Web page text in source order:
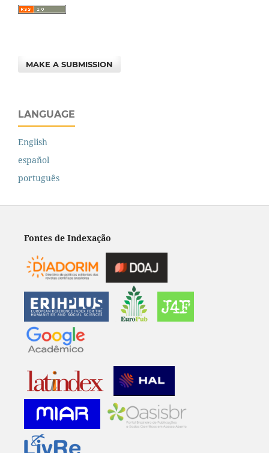
MAKE A SUBMISSION
LANGUAGE
English
español
português
Fontes de Indexação